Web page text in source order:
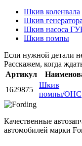
Шкив коленвала
Шкив генератора
Шкив насоса
Шкив помпы
Если нужной детали
Расскажем, когда
Артикул
1629875
Шкив
помпы/OHC
Качественные
автомобилей марки